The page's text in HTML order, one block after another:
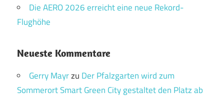
Die AERO 2026 erreicht eine neue Rekord-
Flughöhe
Neueste Kommentare
Gerry Mayrzu Der Pfalzgarten wird zum
Sommerort Smart Green City gestaltet den Platz ab